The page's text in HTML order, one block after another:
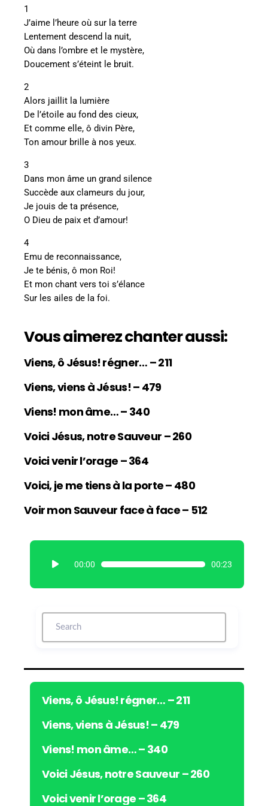
1
J’aime l’heure où sur la terre
Lentement descend la nuit,
Où dans l’ombre et le mystère,
Doucement s’éteint le bruit.
2
Alors jaillit la lumière
De l’étoile au fond des cieux,
Et comme elle, ô divin Père,
Ton amour brille à nos yeux.
3
Dans mon âme un grand silence
Succède aux clameurs du jour,
Je jouis de ta présence,
O Dieu de paix et d’amour!
4
Emu de reconnaissance,
Je te bénis, ô mon Roi!
Et mon chant vers toi s’élance
Sur les ailes de la foi.
Vous aimerez chanter aussi:
Viens, ô Jésus! régner… – 211
Viens, viens à Jésus! – 479
Viens! mon âme… – 340
Voici Jésus, notre Sauveur – 260
Voici venir l’orage – 364
Voici, je me tiens à la porte – 480
Voir mon Sauveur face à face – 512
c
e
r
u
d
i
00:00 00:23
Viens, ô Jésus! régner… – 211
Viens, viens à Jésus! – 479
Viens! mon âme… – 340
Voici Jésus, notre Sauveur – 260
Voici venir l’orage – 364